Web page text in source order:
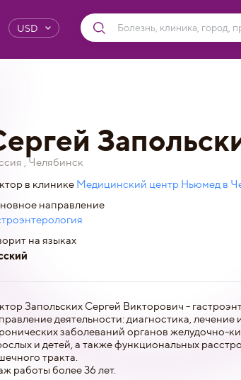
USD
, Челябинск
в клинике Медицинский центр Ньюмед в
направление
на языках
Запольских Сергей Викторович -
деятельности: диагностика,
заболеваний органов желудочно-
и детей, а также функциональных
тракта.
работы более 36 лет.